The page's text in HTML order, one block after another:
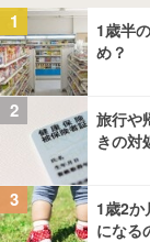
1
1歳半
め？
2
旅行や
きの対
3
1歳2か
になる